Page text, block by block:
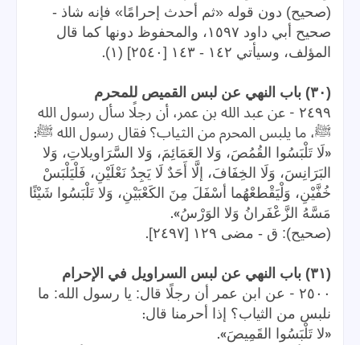
(صحيح) دون قوله «ثم أحدث إحرامًا» فإنه شاذ -
صحيح أبي داود ١٥٩٧، والمحفوظ دونها كما قال
المؤلف، وسيأتي ١٤٢ - ١٤٣ [٢٥٤٠] (١)
.
(٣٠) باب النهي عن لبس القميص للمحرم
٢٤٩٩ - عن عبد الله بن عمر، أن رجلًا سأل رسول الله
ﷺ، ما يلبس المحرم من الثياب؟ فقال رسول الله ﷺ:
«لَا تَلْبَسُوا القُمُصَ، وَلا العَمَائِمَ، وَلا السَّرَاويلاتِ، وَلا
البَرَانِسَ، وَلَا الخِفَافَ، إلَّا أَحَدٌ لَا يَجِدُ نَعْلَيْنِ، فَلْيَلْبَسْ
خُفَّيْنِ، وَلْيَقْطعْهُما أسْفَلَ مِنَ الكَعْبَيْنِ، وَلا تَلْبَسُوا شَيْئًا
مَسَّهُ الزَّعْفَرانُ وَلا الوَرْسُ».
(صحيح): ق - مضى ١٢٩ [٢٤٩٧] .
(٣١) باب النهي عن لبس السراويل في الإحرام
٢٥٠٠ - عن ابن عمر أن رجلًا قال: يا رسول الله: ما
نلبس من الثياب؟ إذا أحرمنا قال:
«لا تَلْبَسُوا القَمِيصَ».